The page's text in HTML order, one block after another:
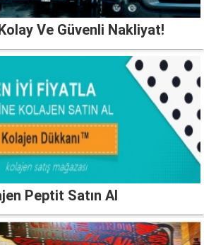
Ve Güvenli Nakliyat!
Peptit Satın Al